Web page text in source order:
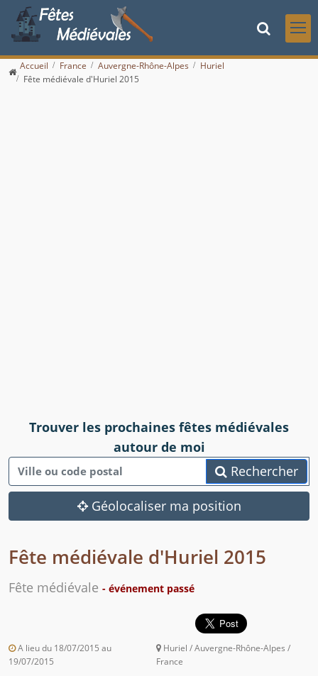
Accueil France Auvergne-Rhône-Alpes
Huriel
Fête médiévale d'Huriel 2015
Trouver les prochaines fêtes médiévales
autour de moi
Rechercher
Géolocaliser ma position
Fête médiévale d'Huriel 2015
Fête médiévale - événement passé
A lieu du 18/07/2015 au
19/07/2015
Huriel / Auvergne-Rhône-Alpes /
France